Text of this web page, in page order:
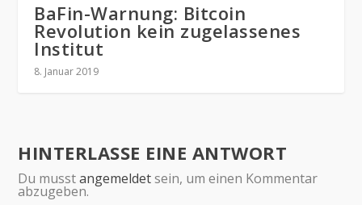
BaFin-Warnung: Bitcoin
Revolution kein zugelassenes
Institut
8. Januar 2019
HINTERLASSE EINE ANTWORT
Du musstangemeldetsein, um einen Kommentar
abzugeben.